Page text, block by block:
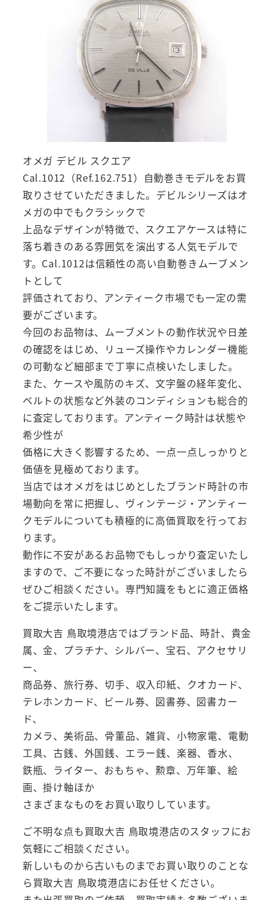
オメガ デビル スクエア
Cal.1012（Ref.162.751）自動巻きモデルをお買
取りさせていただきました。デビルシリーズはオ
メガの中でもクラシックで
上品なデザインが特徴で、スクエアケースは特に
落ち着きのある雰囲気を演出する人気モデルで
す。Cal.1012は信頼性の高い自動巻きムーブメン
トとして
評価されており、アンティーク市場でも一定の需
要がございます。
今回のお品物は、ムーブメントの動作状況や日差
の確認をはじめ、リューズ操作やカレンダー機能
の可動など細部まで丁寧に点検いたしました。
また、ケースや風防のキズ、文字盤の経年変化、
ベルトの状態など外装のコンディションも総合的
に査定しております。アンティーク時計は状態や
希少性が
価格に大きく影響するため、一点一点しっかりと
価値を見極めております。
当店ではオメガをはじめとしたブランド時計の市
場動向を常に把握し、ヴィンテージ・アンティー
クモデルについても積極的に高価買取を行ってお
ります。
動作に不安があるお品物でもしっかり査定いたし
ますので、ご不要になった時計がございましたら
ぜひご相談ください。専門知識をもとに適正価格
をご提示いたします。
買取大吉 鳥取境港店ではブランド品、時計、貴金
属、金、プラチナ、シルバー、宝石、アクセサリ
ー、
商品券、旅行券、切手、収入印紙、クオカード、
テレホンカード、ビール券、図書券、図書カー
ド、
カメラ、美術品、骨董品、雑貨、小物家電、電動
工具、古銭、外国銭、エラー銭、楽器、香水、
鉄瓶、ライター、おもちゃ、勲章、万年筆、絵
画、掛け軸ほか
さまざまなものをお買い取りしています。
ご不明な点も買取大吉 鳥取境港店のスタッフにお
気軽にご相談ください。
新しいものから古いものまでお買い取りのことな
ら買取大吉 鳥取境港店にお任せください。